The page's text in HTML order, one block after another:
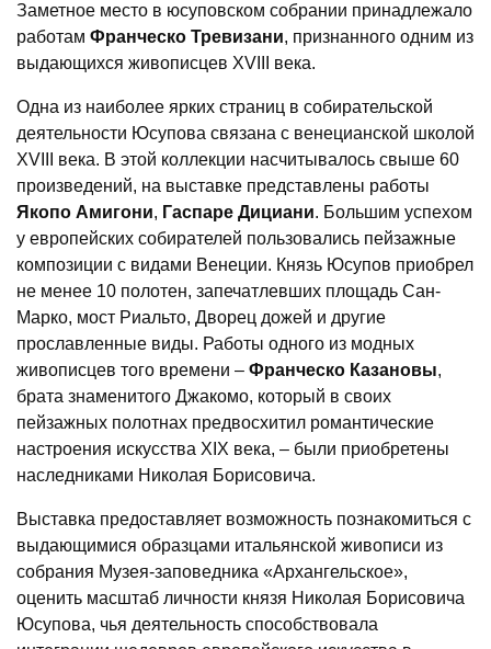
Заметное место в юсуповском собрании принадлежало
работам Франческо Тревизани, признанного одним из
выдающихся живописцев XVIII века.
Одна из наиболее ярких страниц в собирательской
деятельности Юсупова связана с венецианской школой
XVIII века. В этой коллекции насчитывалось свыше 60
произведений, на выставке представлены работы
Якопо Амигони, Гаспаре Дициани. Большим успехом
у европейских собирателей пользовались пейзажные
композиции с видами Венеции. Князь Юсупов приобрел
не менее 10 полотен, запечатлевших площадь Сан-
Марко, мост Риальто, Дворец дожей и другие
прославленные виды. Работы одного из модных
живописцев того времени – Франческо Казановы,
брата знаменитого Джакомо, который в своих
пейзажных полотнах предвосхитил романтические
настроения искусства XIX века, – были приобретены
наследниками Николая Борисовича.
Выставка предоставляет возможность познакомиться с
выдающимися образцами итальянской живописи из
собрания Музея-заповедника «Архангельское»,
оценить масштаб личности князя Николая Борисовича
Юсупова, чья деятельность способствовала